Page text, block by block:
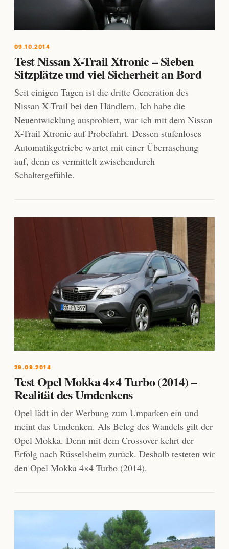
09.10.2014
Test Nissan X-Trail Xtronic – Sieben
Sitzplätze und viel Sicherheit an Bord
Seit einigen Tagen ist die dritte Generation des
Nissan X-Trail bei den Händlern. Ich habe die
Neuentwicklung ausprobiert, war ich mit dem Nissan
X-Trail Xtronic auf Probefahrt. Dessen stufenloses
Automatikgetriebe wartet mit einer Überraschung
auf, denn es vermittelt zwischendurch
Schaltergefühle.
29.09.2014
Test Opel Mokka 4×4 Turbo (2014) –
Realität des Umdenkens
Opel lädt in der Werbung zum Umparken ein und
meint das Umdenken. Als Beleg des Wandels gilt der
Opel Mokka. Denn mit dem Crossover kehrt der
Erfolg nach Rüsselsheim zurück. Deshalb testeten wir
den Opel Mokka 4×4 Turbo (2014).